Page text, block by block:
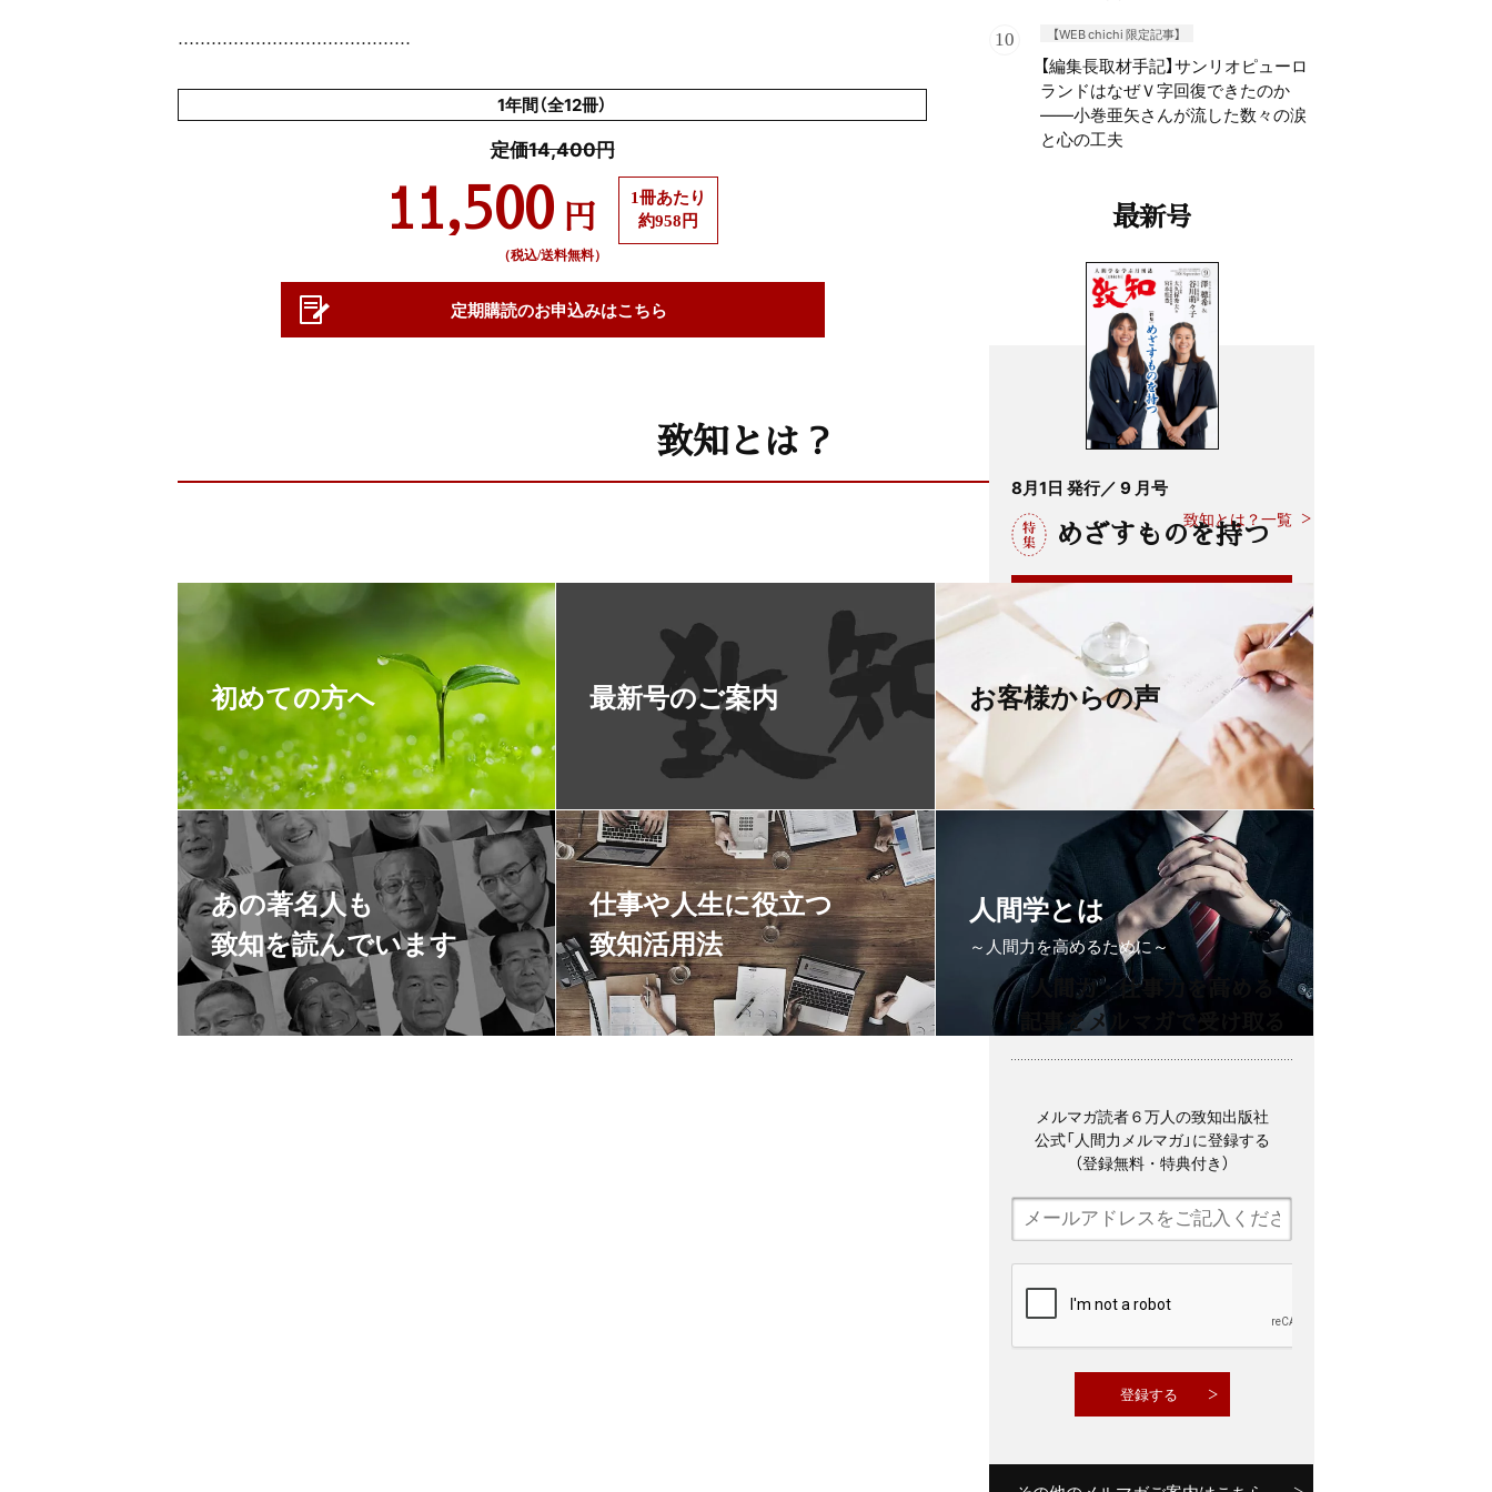
……………………………………
1年間（全12冊）
定価14,400円
11,500 円
1冊あたり
約958円
（税込/送料無料）
定期購読のお申込みはこちら
致知とは？
致知とは？一覧
初めての方へ 最新号のご案内 お客様からの声
あの著名人も
致知を読んでいます
仕事や人生に役立つ
致知活用法
人間学とは
～人間力を高めるために～
【WEB chichi 限定記事】
【編集長取材手記】サンリオピューロ
ランドはなぜＶ字回復できたのか
——小巻亜矢さんが流した数々の涙
と心の工夫
最新号
8月1日 発行／ 9 月号
めざすものを持つ
お申込みはこちら
試し読み
人間力・仕事力を高める
記事をメルマガで受け取る
メルマガ読者６万人の致知出版社
公式「人間力メルマガ」に登録する
（登録無料・特典付き）